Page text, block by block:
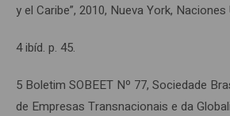
y el Caribe”, 2010, Nueva York, Naciones
4 ibíd. p. 45.
5 Boletim SOBEET Nº 77, Sociedade
de Empresas Transnacionais e da